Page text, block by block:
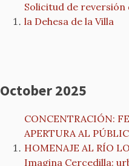
Solicitud de
la Dehesa de la Villa
October 2025
CONCENTRACIÓN:
APERTURA AL
HOMENAJE AL RÍO
Imagina Cercedilla: